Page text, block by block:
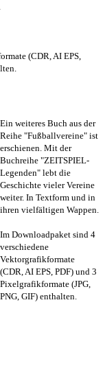
(CDR, AI EPS,
Ein weiteres Buch aus der
Reihe "Fußballvereine" ist
erschienen. Mit der
Buchreihe "ZEITSPIEL-
Legenden" lebt die
Geschichte vieler Vereine
weiter. In Textform und in
ihren vielfältigen Wappen.
Im Downloadpaket sind 4
verschiedene
Vektorgrafikformate
(CDR, AI EPS, PDF) und 3
Pixelgrafikformate (JPG,
PNG, GIF) enthalten.